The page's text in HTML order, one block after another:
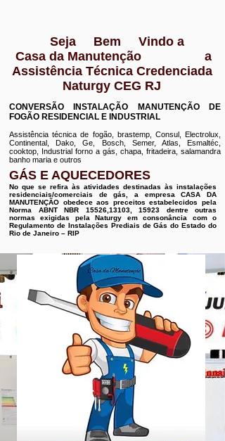
Seja Bem Vindo a
Casa da Manutenção a
Assistência Técnica Credenciada
Naturgy CEG RJ
CONVERSÃO INSTALAÇÃO MANUTENÇÃO DE
FOGÃO RESIDENCIAL E INDUSTRIAL
Assistência técnica de fogão, brastemp, Consul, Electrolux,
Continental, Dako, Ge, Bosch, Semer, Atlas, Esmaltéc,
cooktop, Industrial forno a gás, chapa, fritadeira, salamandra
banho maria e outros
GÁS E AQUECEDORES
No que se refira às atividades destinadas às instalações
residenciais/comerciais de gás, a empresa CASA DA
MANUTENÇÃO obedece aos preceitos estabelecidos pela
Norma ABNT NBR 15526,13103, 15923 dentre outras
normas exigidas pela Naturgy em consonância com o
Regulamento de Instalações Prediais de Gás do Estado do
Rio de Janeiro – RIP